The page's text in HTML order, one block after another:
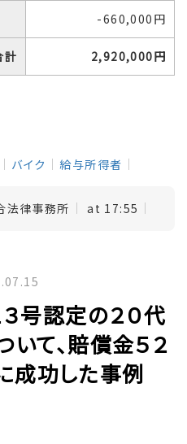
-660,000円
計 2,920,000円
バイク 給与所得者
法律事務所 at 17:55
３号認定の２０代
て、賠償金５２
成功した事例